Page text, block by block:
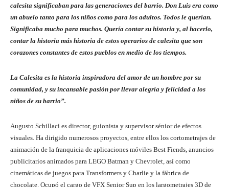
calesita significaban para las generaciones del barrio. Don Luis era como
un abuelo tanto para los niños como para los adultos. Todos le querían.
Significaba mucho para muchos. Quería contar su historia y, al hacerlo,
contar la historia más historia de estos operarios de calesita que son
corazones constantes de estos pueblos en medio de los tiempos.
La Calesita es la historia inspiradora del amor de un hombre por su
comunidad, y su incansable pasión por llevar alegría y felicidad a los
niños de su barrio”.
Augusto Schillaci es director, guionista y supervisor sénior de efectos
visuales. Ha dirigido numerosos proyectos, entre ellos los cortometrajes de
animación de la franquicia de aplicaciones móviles Best Fiends, anuncios
publicitarios animados para LEGO Batman y Chevrolet, así como
cinemáticas de juegos para Transformers y Charlie y la fábrica de
chocolate. Ocupó el cargo de VFX Senior Sup en los largometrajes 3D de